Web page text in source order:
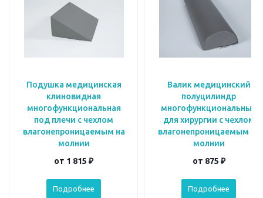
Подушка медицинская
клиновидная
многофункциональная
под плечи с чехлом
влагонепроницаемым на
молнии
от 1 815 ₽
Подробнее
Валик медицинский
полуцилиндр
многофункциональный
для хирургии с чехлом
влагонепроницаемым на
молнии
от 875 ₽
Подробнее